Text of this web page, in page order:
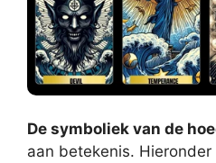
De symboliek van de
aan betekenis.